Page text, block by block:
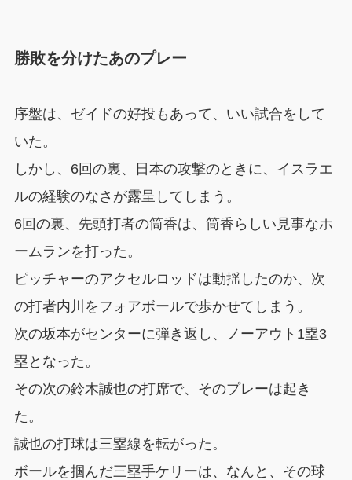
勝敗を分けたあのプレー
序盤は、ゼイドの好投もあって、いい試合をして
いた。
しかし、6回の裏、日本の攻撃のときに、イスラエ
ルの経験のなさが露呈してしまう。
6回の裏、先頭打者の筒香は、筒香らしい見事なホ
ームランを打った。
ピッチャーのアクセルロッドは動揺したのか、次
の打者内川をフォアボールで歩かせてしまう。
次の坂本がセンターに弾き返し、ノーアウト1塁3
塁となった。
その次の鈴木誠也の打席で、そのプレーは起き
た。
誠也の打球は三塁線を転がった。
ボールを掴んだ三塁手ケリーは、なんと、その球